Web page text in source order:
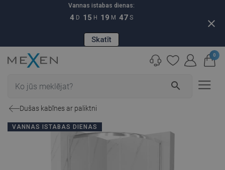
Vannas istabas dienas:
4 D 15 H 19 M 46 S
Skatīt
close
search
0
Dušas kabīnes ar paliktni
VANNAS ISTABAS DIENAS